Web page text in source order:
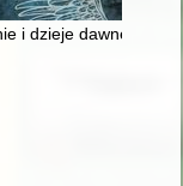
i dzieje dawnego